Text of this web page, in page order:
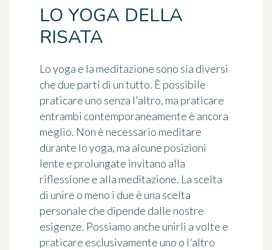
LO YOGA DELLA
RISATA
Lo yoga e la meditazione sono sia diversi
che due parti di un tutto. È possibile
praticare uno senza l'altro, ma praticare
entrambi contemporaneamente è ancora
meglio. Non è necessario meditare
durante lo yoga, ma alcune posizioni
lente e prolungate invitano alla
riflessione e alla meditazione. La scelta
di unire o meno i due è una scelta
personale che dipende dalle nostre
esigenze. Possiamo anche unirli a volte e
praticare esclusivamente uno o l'altro